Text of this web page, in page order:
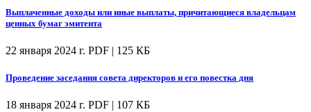
Выплаченные доходы или иные выплаты, причитающиеся владельцам
ценных бумаг эмитента
22 января 2024 г. PDF | 125 КБ
Проведение заседания совета директоров и его повестка дня
18 января 2024 г. PDF | 107 КБ